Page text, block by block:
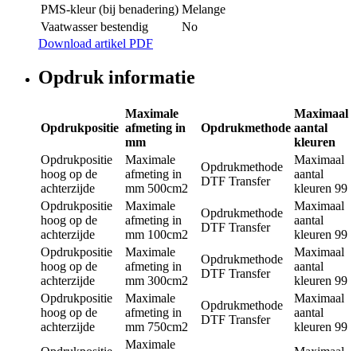
PMS-kleur (bij benadering) Melange
Vaatwasser bestendig
No
Download artikel PDF
Opdruk informatie
Opdrukpositie
Maximale
afmeting in
mm
Opdrukmethode
Maximaal
aantal
kleuren
Opdrukpositie
hoog op de
achterzijde
Maximale
afmeting in
mm 500cm2
Opdrukmethode
DTF Transfer
Maximaal
aantal
kleuren 99
Opdrukpositie
hoog op de
achterzijde
Maximale
afmeting in
mm 100cm2
Opdrukmethode
DTF Transfer
Maximaal
aantal
kleuren 99
Opdrukpositie
hoog op de
achterzijde
Maximale
afmeting in
mm 300cm2
Opdrukmethode
DTF Transfer
Maximaal
aantal
kleuren 99
Opdrukpositie
hoog op de
achterzijde
Maximale
afmeting in
mm 750cm2
Opdrukmethode
DTF Transfer
Maximaal
aantal
kleuren 99
Maximale